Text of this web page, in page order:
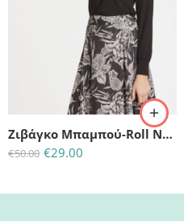
Ζιβάγκο Μπαμπού-Roll Neck Bamboo Top-Black
€50.00 €29.00
(L)-UK:14-EU:42
(L)-UK:16-EU:44